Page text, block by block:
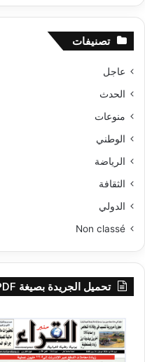
تصنيفات
عاجل
الحدث
منوعات
الوطني
الرياضة
الثقافة
الدولي
Non classé
تحميل الجريدة بصيغة PDF